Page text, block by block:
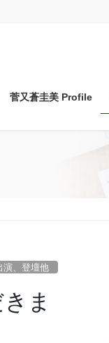
菅又蒼圭美 Profile
演、登壇他
ま